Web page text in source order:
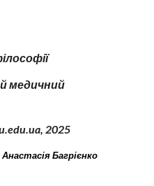
медичний
2025
Анастасія Багрієнко